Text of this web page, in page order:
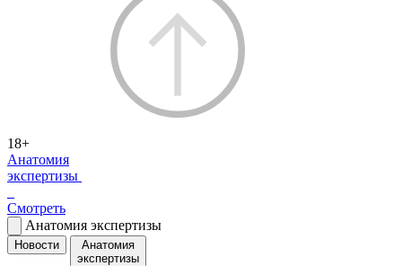
18+
Анатомия
экспертизы
Смотреть
Анатомия экспертизы
Новости
Анатомия
экспертизы